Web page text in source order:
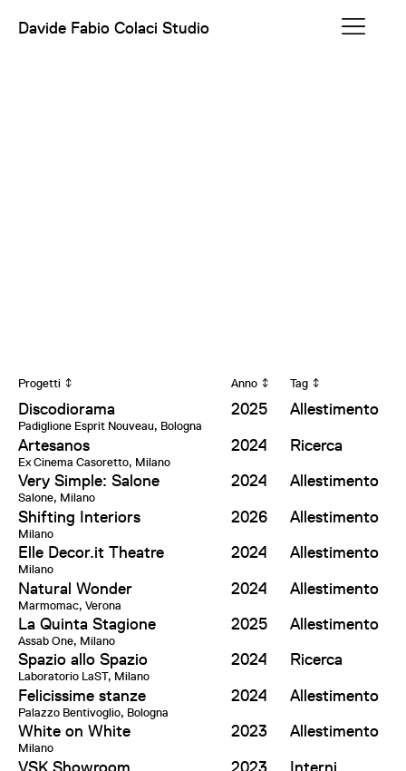
Davide Fabio Colaci Studio
Progetti ↕ Anno ↕ Tag ↕
Discodiorama
Padiglione Esprit Nouveau, Bologna
2025
Allestimento
Artesanos
Ex Cinema Casoretto, Milano
2024
Ricerca
Very Simple: Salone
Salone, Milano
2024
Allestimento
Shifting Interiors
Milano
2026
Allestimento
Elle Decor.it Theatre
Milano
2024
Allestimento
Natural Wonder
Marmomac, Verona
2024
Allestimento
La Quinta Stagione
Assab One, Milano
2025
Allestimento
Spazio allo Spazio
Laboratorio LaST, Milano
2024
Ricerca
Felicissime stanze
Palazzo Bentivoglio, Bologna
2024
Allestimento
White on White
Milano
2023
Allestimento
VSK Showroom
2023
Interni